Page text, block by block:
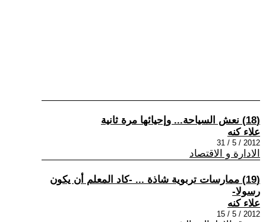
(18) نعش السياحة... وإحيائها مرة ثانية
علاء كنه
2012 / 5 / 31
الادارة و الاقتصاد
(19) ممارسات تربوية شاذة ... -كاد المعلم أن يكون
رسولا-
علاء كنه
2012 / 5 / 15